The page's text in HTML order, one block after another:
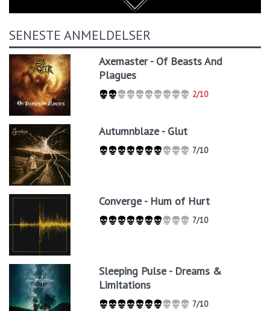
SENESTE ANMELDELSER
Axemaster - Of Beasts And
Plagues
2/10
Autumnblaze - Glut
7/10
Converge - Hum of Hurt
7/10
Sleeping Pulse - Dreams &
Limitations
7/10